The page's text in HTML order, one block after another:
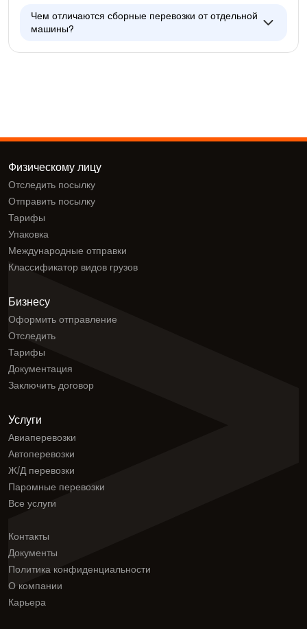
Чем отличаются сборные перевозки от отдельной
машины?
Физическому лицу
Отследить посылку
Отправить посылку
Тарифы
Упаковка
Международные отправки
Классификатор видов грузов
Бизнесу
Оформить отправление
Отследить
Тарифы
Документация
Заключить договор
Услуги
Авиаперевозки
Автоперевозки
Ж/Д перевозки
Паромные перевозки
Все услуги
Контакты
Документы
Политика конфиденциальности
О компании
Карьера